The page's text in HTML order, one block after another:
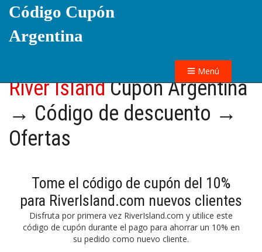
Código Cupón
Argentina
Menú
River IslandCupón Argentina
→ Código de descuento →
Ofertas
Tome el código de cupón del 10%
para RiverIsland.com nuevos clientes
Disfruta por primera vez RiverIsland.com y utilice este
código de cupón durante el pago para ahorrar un 10% en
su pedido como nuevo cliente.